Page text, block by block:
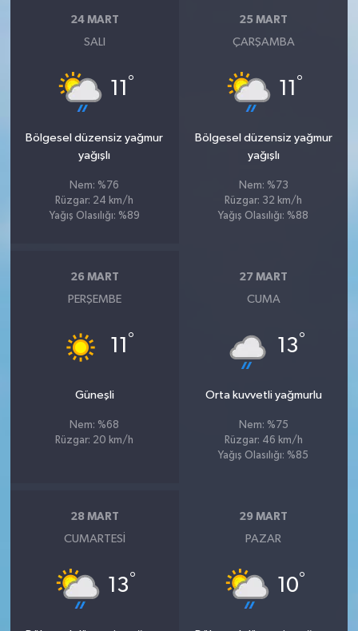
24 MART
SALI
11 °
Bölgesel düzensiz yağmur
yağışlı
Nem: %76
Rüzgar: 24 km/h
Yağış Olasılığı: %89
25 MART
ÇARŞAMBA
11 °
Bölgesel düzensiz yağmur
yağışlı
Nem: %73
Rüzgar: 32 km/h
Yağış Olasılığı: %88
26 MART
PERŞEMBE
11 °
Güneşli
Nem: %68
Rüzgar: 20 km/h
27 MART
CUMA
13°
Orta kuvvetli yağmurlu
Nem: %75
Rüzgar: 46 km/h
Yağış Olasılığı: %85
28 MART
CUMARTESI
13°
29 MART
PAZAR
10°